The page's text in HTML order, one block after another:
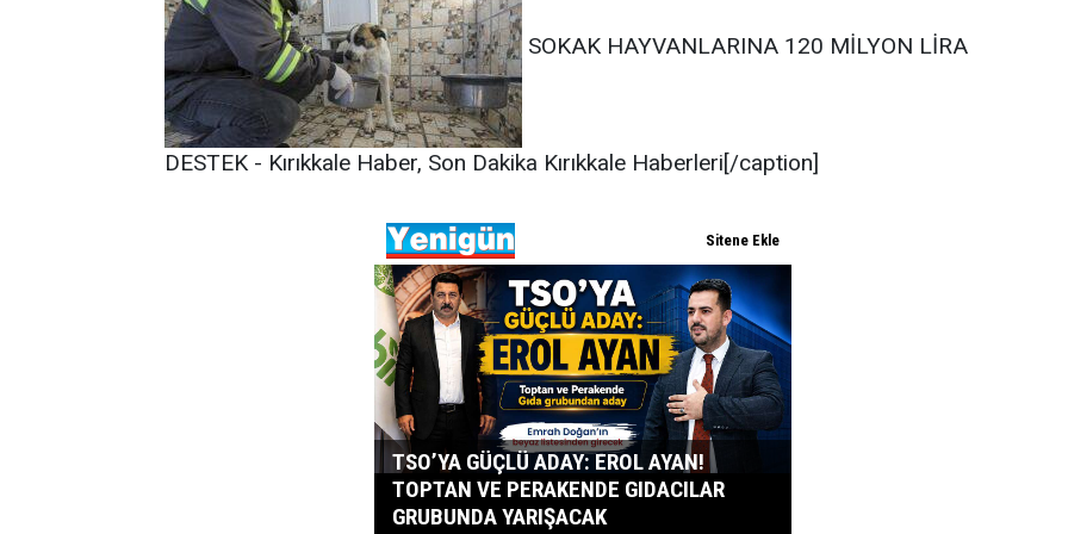
SOKAK HAYVANLARINA 120 MİLYON LİRA
DESTEK - Kırıkkale Haber, Son Dakika Kırıkkale Haberleri[/caption]